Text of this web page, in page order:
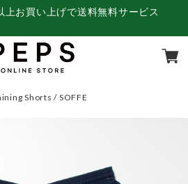
お買い上げで送料無料サービス
Shorts / SOFFE